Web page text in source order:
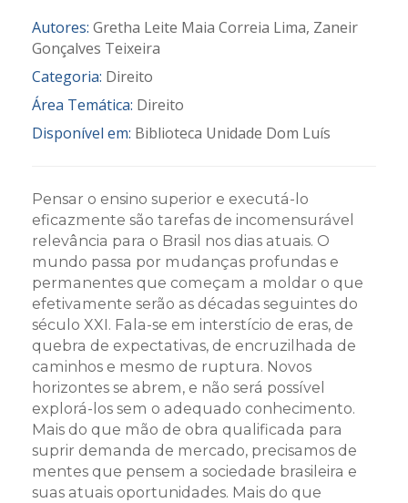
Autores: Gretha Leite Maia Correia Lima, Zaneir
Gonçalves Teixeira
Categoria: Direito
Área Temática: Direito
Disponível em: Biblioteca Unidade Dom Luís
Pensar o ensino superior e executá-lo
eficazmente são tarefas de incomensurável
relevância para o Brasil nos dias atuais. O
mundo passa por mudanças profundas e
permanentes que começam a moldar o que
efetivamente serão as décadas seguintes do
século XXI. Fala-se em interstício de eras, de
quebra de expectativas, de encruzilhada de
caminhos e mesmo de ruptura. Novos
horizontes se abrem, e não será possível
explorá-los sem o adequado conhecimento.
Mais do que mão de obra qualificada para
suprir demanda de mercado, precisamos de
mentes que pensem a sociedade brasileira e
suas atuais oportunidades. Mais do que